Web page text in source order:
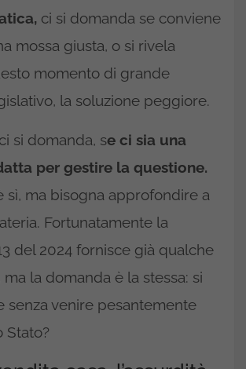
ci si domanda se conviene
mossa giusta, o si rivela
momento di grande
la soluzione peggiore.
si domanda, se ci sia una
per gestire la questione.
sì, ma bisogna approfondire a
Fortunatamente la
del 2024 fornisce già qualche
la domanda è la stessa: si
senza venire pesantemente
Stato?